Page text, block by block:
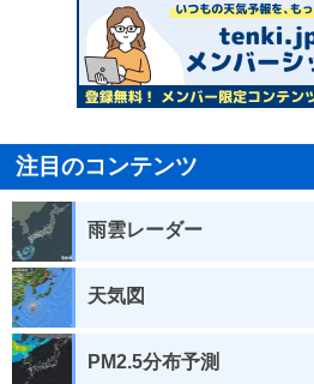
注目のコンテンツ
雨雲レーダー
天気図
PM2.5分布予測